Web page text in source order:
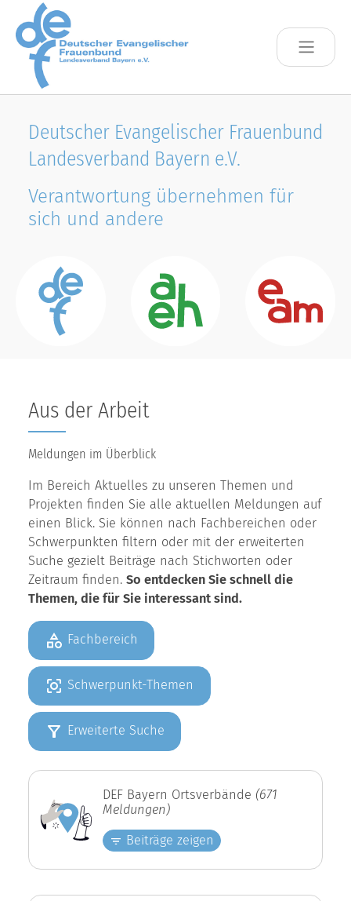
Skip to main content
Deutscher Evangelischer Frauenbund
Landesverband Bayern e.V.
Verantwortung übernehmen für
sich und andere
Aus der Arbeit
Meldungen im Überblick
Im Bereich Aktuelles zu unseren Themen und
Projekten finden Sie alle aktuellen Meldungen auf
einen Blick. Sie können nach Fachbereichen oder
Schwerpunkten filtern oder mit der erweiterten
Suche gezielt Beiträge nach Stichworten oder
Zeitraum finden. So entdecken Sie schnell die
Themen, die für Sie interessant sind.
Fachbereich
Schwerpunkt-Themen
Erweiterte Suche
DEF Bayern Ortsverbände (671
Meldungen)
Beiträge zeigen